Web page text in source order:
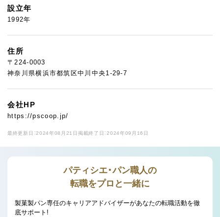
設立年
1992年
住所
〒224-0003
神奈川県横浜市都筑区中川中央1-29-7
会社HP
https://pscoop.jp/
最終更新日：2024年08月21日 掲載終了日：2024年09月16日
パティシエ・パン職人の
転職をプロと一緒に
製菓製パン専任のキャリアアドバイザーがあなたの転職活動を徹
底サポート!